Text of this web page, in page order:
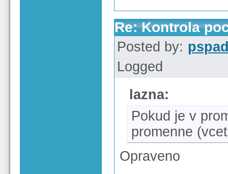
Re: Kontrola
Posted by:
Logged
lazna:
Pokud je v
promenne
Opraveno